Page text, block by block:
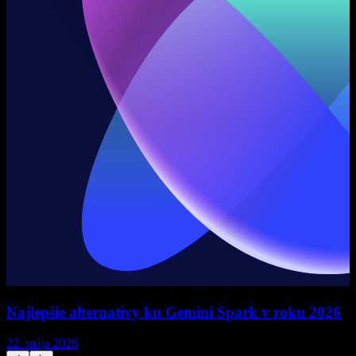
Najlepšie alternatívy ku Gemini Spark v roku 2026
22. mája 2026